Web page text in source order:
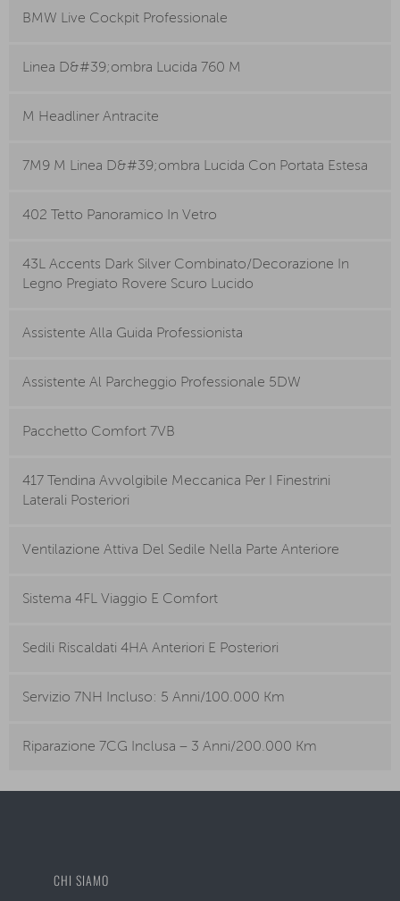
BMW Live Cockpit Professionale
Linea D&#39;ombra Lucida 760 M
M Headliner Antracite
7M9 M Linea D&#39;ombra Lucida Con Portata Estesa
402 Tetto Panoramico In Vetro
43L Accents Dark Silver Combinato/Decorazione In
Legno Pregiato Rovere Scuro Lucido
Assistente Alla Guida Professionista
Assistente Al Parcheggio Professionale 5DW
Pacchetto Comfort 7VB
417 Tendina Avvolgibile Meccanica Per I Finestrini
Laterali Posteriori
Ventilazione Attiva Del Sedile Nella Parte Anteriore
Sistema 4FL Viaggio E Comfort
Sedili Riscaldati 4HA Anteriori E Posteriori
Servizio 7NH Incluso: 5 Anni/100.000 Km
Riparazione 7CG Inclusa – 3 Anni/200.000 Km
CHI SIAMO